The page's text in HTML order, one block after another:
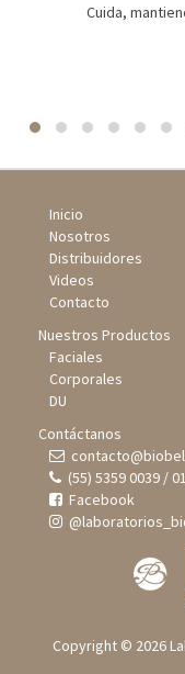
Cuida,
Inicio
Nosotros
Distribuidores
Videos
Contacto
Nuestros Productos
Faciales
Corporales
DU
Contáctanos
(55) 5359 0039 /
Facebook
Copyright © 2026